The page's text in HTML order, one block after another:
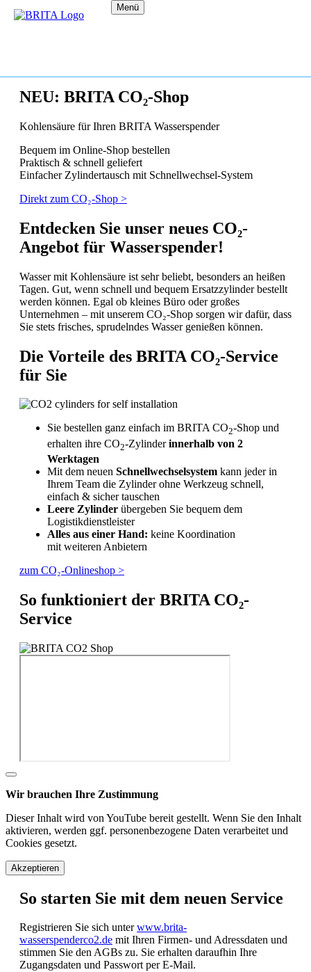
Menü
NEU: BRITA CO₂-Shop
Kohlensäure für Ihren BRITA Wasserspender
Bequem im Online-Shop bestellen
Praktisch & schnell geliefert
Einfacher Zylindertausch mit Schnellwechsel-System
Direkt zum CO₂-Shop >
Entdecken Sie unser neues CO₂-
Angebot für Wasserspender!
Wasser mit Kohlensäure ist sehr beliebt, besonders an heißen
Tagen. Gut, wenn schnell und bequem Ersatzzylinder bestellt
werden können. Egal ob kleines Büro oder großes
Unternehmen – mit unserem CO₂-Shop sorgen wir dafür, dass
Sie stets frisches, sprudelndes Wasser genießen können.
Die Vorteile des BRITA CO₂-Service
für Sie
Sie bestellen ganz einfach im BRITA CO2-Shop und
erhalten ihre CO­­­­2-Zylinderinnerhalb von 2
Werktagen
Mit dem neuen Schnellwechselsystem kann jeder in
Ihrem Team die Zylinder ohne Werkzeug schnell,
einfach & sicher tauschen
Leere Zylinder übergeben Sie bequem dem
Logistikdienstleister
Alles aus einer Hand: keine Koordination
mit weiteren Anbietern
zum CO₂-Onlineshop >
So funktioniert der BRITA CO₂-
Service
Wir brauchen Ihre Zustimmung
Dieser Inhalt wird von YouTube bereit gestellt. Wenn Sie den Inhalt
aktivieren, werden ggf. personenbezogene Daten verarbeitet und
Cookies gesetzt.
Akzeptieren
So starten Sie mit dem neuen Service
Registrieren Sie sich unterwww.brita-
wasserspenderco2.de mit Ihren Firmen- und Adressdaten und
stimmen Sie den AGBs zu. Sie erhalten daraufhin Ihre
Zugangsdaten und Passwort per E-Mail.